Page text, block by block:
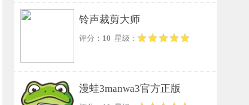
铃声裁剪大师
评分： 10 星级：
漫蛙3manwa3官方正版